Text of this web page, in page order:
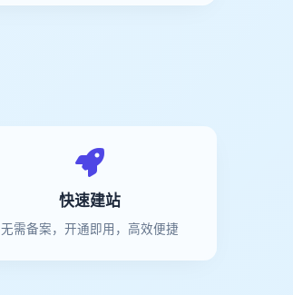
快速建站
无需备案，开通即用，高效便捷